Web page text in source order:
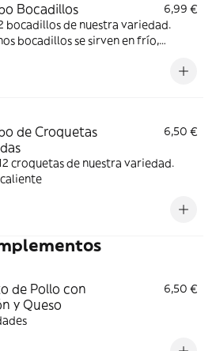
Bocadillos
6,99 €
bocadillos de nuestra variedad.
bocadillos se sirven en frío,
de Croquetas
6,50 €
croquetas de nuestra variedad.
de Pollo con
y Queso
6,50 €